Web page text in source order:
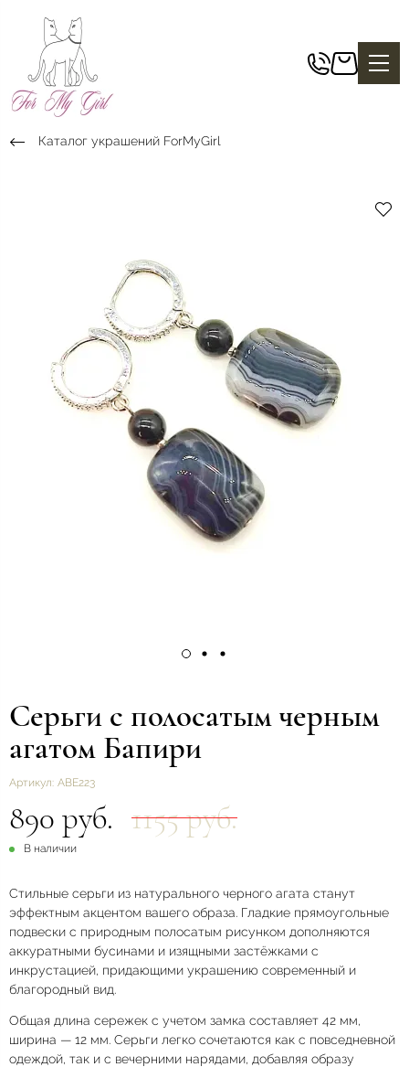
Каталог украшений ForMyGirl
Серьги с полосатым черным
агатом Бапири
Артикул: ABE223
890 руб. 1155 руб.
В наличии
Стильные серьги из натурального черного агата станут
эффектным акцентом вашего образа. Гладкие прямоугольные
подвески с природным полосатым рисунком дополняются
аккуратными бусинами и изящными застёжками с
инкрустацией, придающими украшению современный и
благородный вид.
Общая длина сережек с учетом замка составляет 42 мм,
ширина — 12 мм. Серьги легко сочетаются как с повседневной
одеждой, так и с вечерними нарядами, добавляя образу